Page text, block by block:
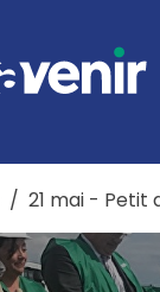
21 mai - Petit